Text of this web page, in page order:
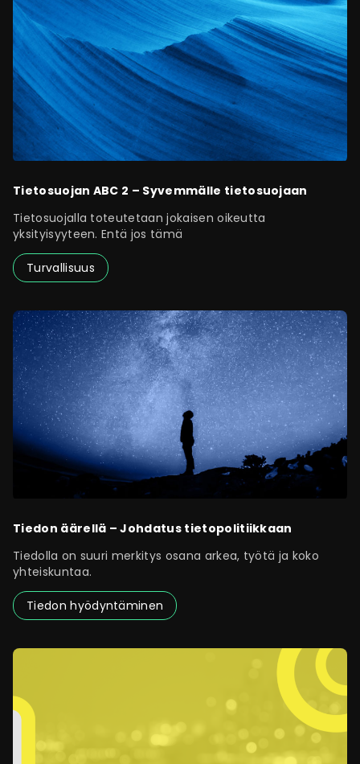
Tietosuojan ABC 2 – Syvemmälle tietosuojaan
Tietosuojalla toteutetaan jokaisen oikeutta
yksityisyyteen. Entä jos tämä
Turvallisuus
Tiedon äärellä – Johdatus tietopolitiikkaan
Tiedolla on suuri merkitys osana arkea, työtä ja koko
yhteiskuntaa.
Tiedon hyödyntäminen